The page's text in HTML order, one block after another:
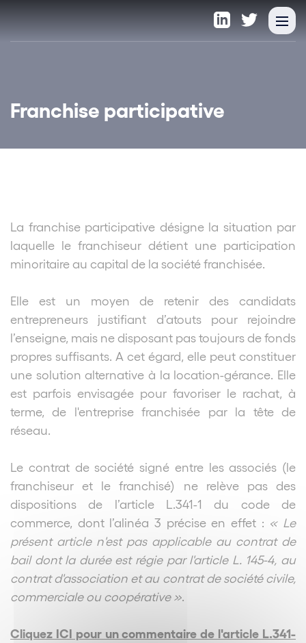
Franchise participative
La franchise participative désigne la situation par
laquelle le franchiseur détient une participation
minoritaire au capital de la société franchisée.
Elle est un moyen de retenir des candidats
entrepreneurs justifiant d’atouts pour rejoindre
l’enseigne, mais ne disposant pas toujours de fonds
propres suffisants. A cet égard, elle peut constituer
une solution alternative à la location-gérance. Elle
est parfois envisagée pour favoriser le rachat, à
terme, de l'entreprise franchisée par la tête de
réseau.
Le contrat de société signé entre les associés (le
franchiseur et le franchisé) ne relève pas des
dispositions de l’article L.341-1 du code de
commerce, dont l’alinéa 3 précise en effet : « Le
présent article n'est pas applicable au contrat de
bail dont la durée est régie par l'article L. 145-4, au
contrat d'association et au contrat de société civile,
commerciale ou coopérative »
Cliquez ICI pour un commentaire de l'article L.341-